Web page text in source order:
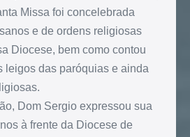
Missa foi concelebrada
e de ordens religiosas
Diocese, bem como contou
leigos das paróquias e ainda
Dom Sergio expressou sua
à frente da Diocese de